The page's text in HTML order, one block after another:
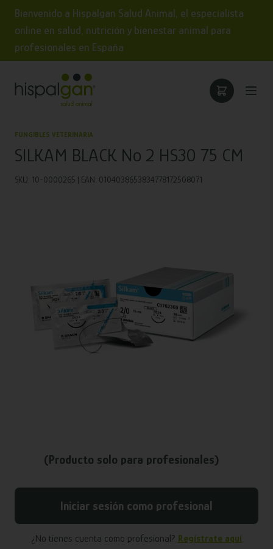
Bienvenido a Hispalgan Salud Animal, el especialista
online en salud, nutrición y bienestar animal para
profesionales en España
FUNGIBLES VETERINARIA
SILKAM BLACK Nº 2 HS30 75 CM
SKU: 10-0000265 | EAN: 0104038653834778172508071
(Producto solo para profesionales)
Iniciar sesión como profesional
¿No tienes cuenta como profesional? Regístrate aquí